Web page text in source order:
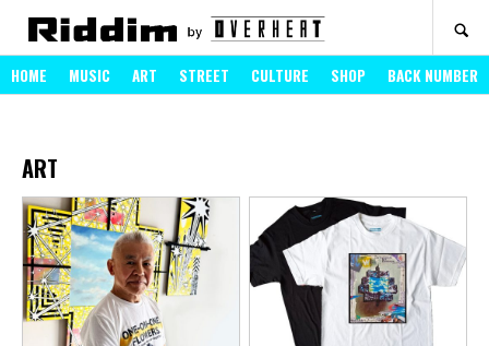
HOME MUSIC ART STREET CULTURE SHOP BACK NUMBER
ART
ART